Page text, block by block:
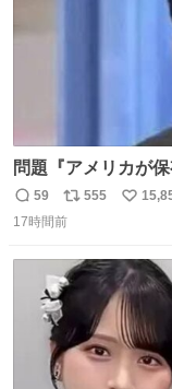
問題『アメリカが保有
マごめん、日本」
返
信
59
リ
ポ
ト
数
555
い
数
17時間前